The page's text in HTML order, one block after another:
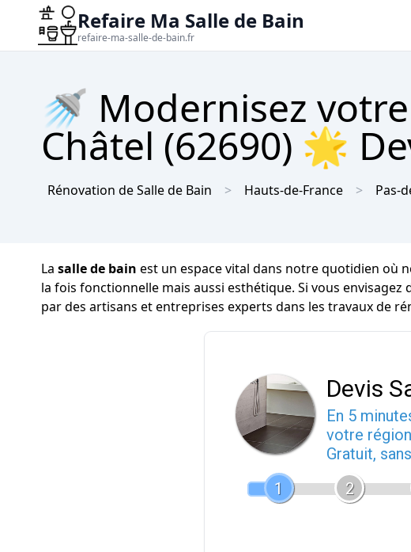
Refaire Ma Salle de Bain
refaire-ma-salle-de-bain.fr
🚿 Modernisez
Châtel (62690) 🌟
Rénovation de Salle de Bain Hauts-de-France Pas-
La salle de bain est un espace vital dans notre quotidien où
la fois fonctionnelle mais aussi esthétique. Si vous envisagez
par des artisans et entreprises experts dans les travaux de
Devis
En 5
votre
Gratuit,
1
2